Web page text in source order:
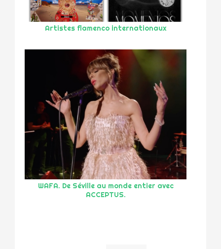
Artistes flamenco internationaux
WAFA. De Séville au monde entier avec
ACCEPTUS.